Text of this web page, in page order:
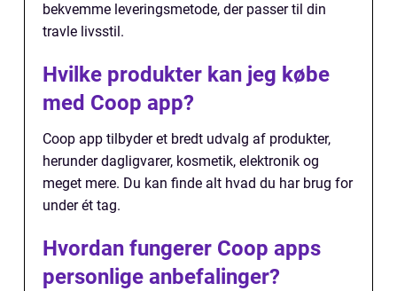
bekvemme leveringsmetode, der passer til din
travle livsstil.
Hvilke produkter kan jeg købe
med Coop app?
Coop app tilbyder et bredt udvalg af produkter,
herunder dagligvarer, kosmetik, elektronik og
meget mere. Du kan finde alt hvad du har brug for
under ét tag.
Hvordan fungerer Coop apps
personlige anbefalinger?